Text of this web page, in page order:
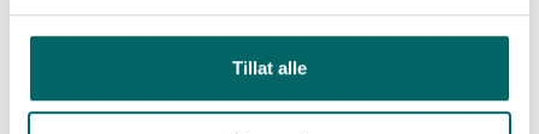
Tillat alle